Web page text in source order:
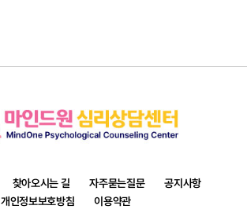
찾아오시는 길 자주묻는질문
공지사항
개인정보보호방침
이용약관